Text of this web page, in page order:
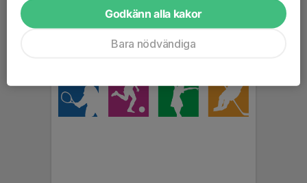
Godkänn alla kakor
Bara nödvändiga